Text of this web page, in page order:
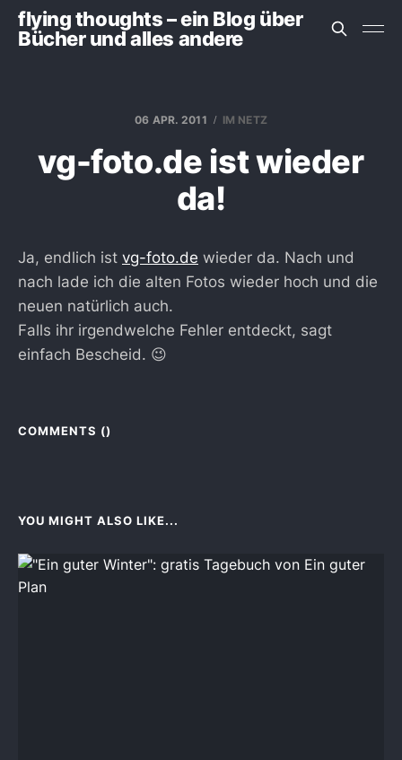
flying thoughts – ein Blog über
Bücher und alles andere
06 APR. 2011 IM NETZ
vg-foto.de ist wieder
da!
Ja, endlich ist vg-foto.de wieder da. Nach und
nach lade ich die alten Fotos wieder hoch und die
neuen natürlich auch.
Falls ihr irgendwelche Fehler entdeckt, sagt
einfach Bescheid. 😉
COMMENTS ()
YOU MIGHT ALSO LIKE...